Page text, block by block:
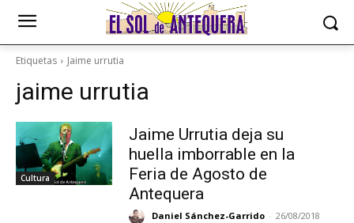
Etiquetas Jaime urrutia
jaime urrutia
Cultura
Jaime Urrutia deja su
huella imborrable en la
Feria de Agosto de
Antequera
Daniel Sánchez-Garrido - 26/08/2018